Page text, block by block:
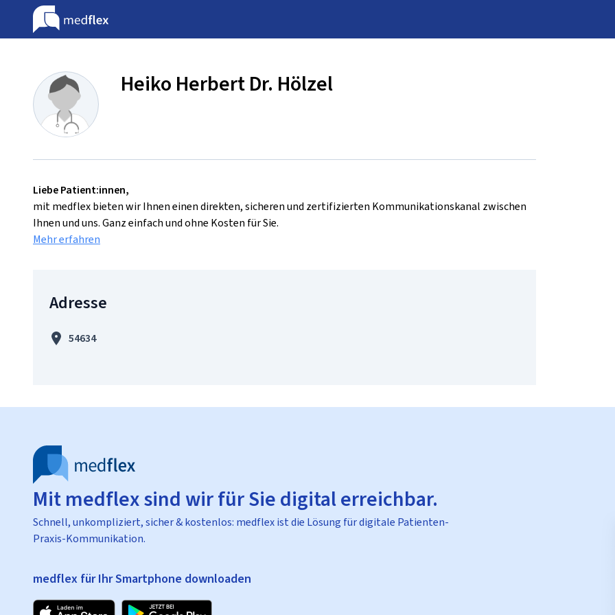
Heiko Herbert Dr. Hölzel
Liebe Patient:innen,
mit medflex bieten wir Ihnen einen direkten, sicheren und zertifizierten Kommunikationskanal zwischen
Ihnen und uns. Ganz einfach und ohne Kosten für Sie.
Mehr erfahren
Adresse
54634
Mit medflex sind wir für Sie digital erreichbar.
Schnell, unkompliziert, sicher & kostenlos: medflex ist die Lösung für digitale Patienten-
Praxis-Kommunikation.
medflex für Ihr Smartphone downloaden